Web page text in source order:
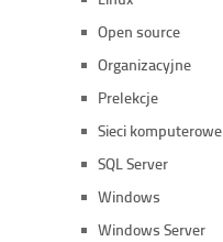
Open source
Organizacyjne
Prelekcje
Sieci komputerowe
SQL Server
Windows
Windows Server